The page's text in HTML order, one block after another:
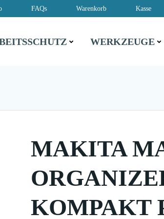
FAQs Warenkorb Kasse
WERKZEUGE
MAKITA
KOMPAKT